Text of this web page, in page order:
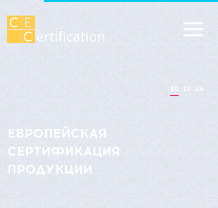
RU LV UA
ЕВРОПЕЙСКАЯ
СЕРТИФИКАЦИЯ
ПРОДУКЦИИ